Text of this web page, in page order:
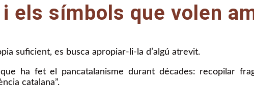
els símbols que volen
suficient, es busca apropiar-li-la d’algú atrevit.
ha fet el pancatalanisme durant décades: recopilar
catalana”.